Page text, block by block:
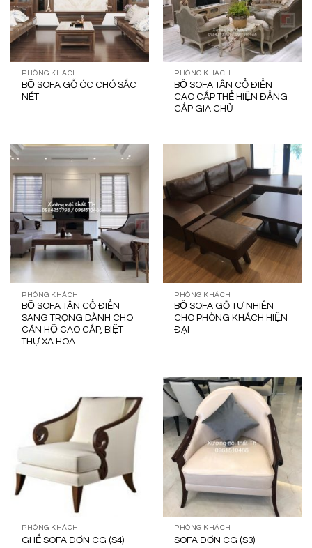
PHÒNG KHÁCH
BỘ SOFA GỖ ÓC CHÓ SẮC
NÉT
PHÒNG KHÁCH
BỘ SOFA TÂN CỔ ĐIỂN
CAO CẤP THỂ HIỆN ĐẲNG
CẤP GIA CHỦ
PHÒNG KHÁCH
BỘ SOFA TÂN CỔ ĐIỂN
SANG TRỌNG DÀNH CHO
CĂN HỘ CAO CẤP, BIỆT
THỰ XA HOA
PHÒNG KHÁCH
BỘ SOFA GỖ TỰ NHIÊN
CHO PHÒNG KHÁCH HIỆN
ĐẠI
PHÒNG KHÁCH
GHẾ SOFA ĐƠN CG (S4)
PHÒNG KHÁCH
SOFA ĐƠN CG (S3)